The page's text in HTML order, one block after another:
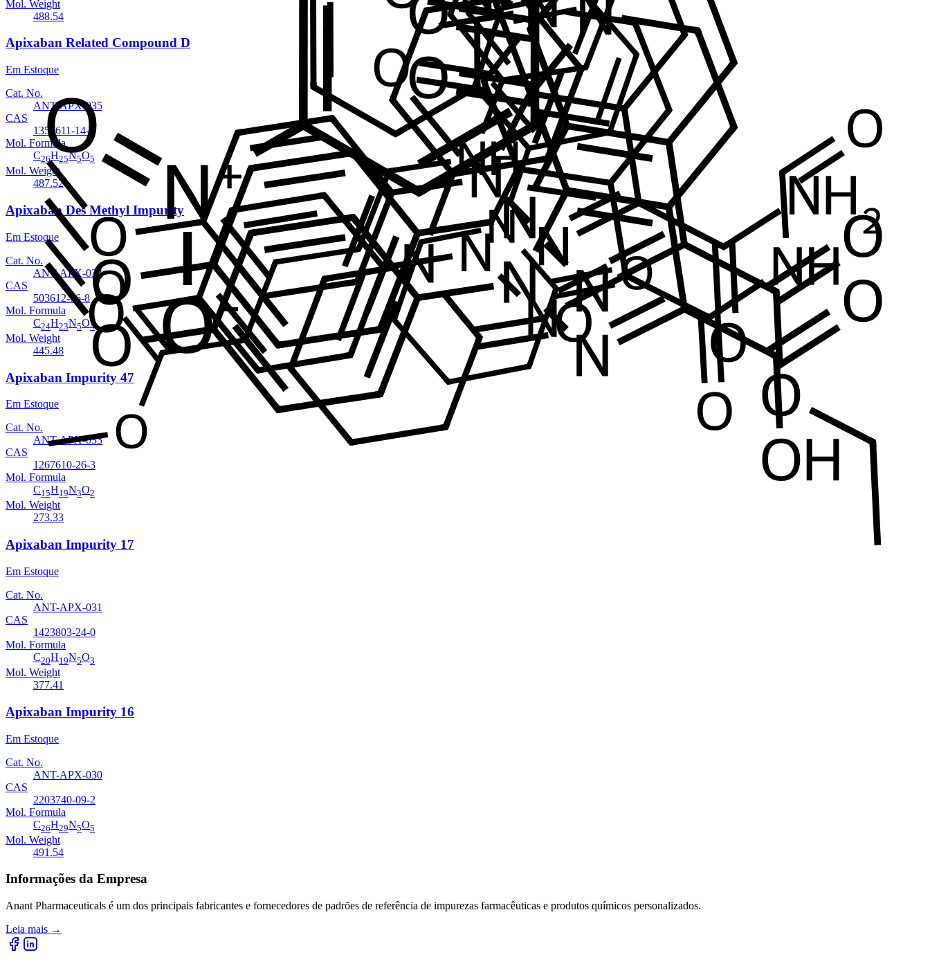
Mol. Weight
488.54
Apixaban Related Compound D
Em Estoque
Cat. No.
ANT-APX-035
CAS
1351611-14-7
Mol. Formula
C26H25N5O5
Mol. Weight
487.52
Apixaban Des Methyl Impurity
Em Estoque
Cat. No.
ANT-APX-034
CAS
503612-76-8
Mol. Formula
C24H23N5O4
Mol. Weight
445.48
Apixaban Impurity 47
Em Estoque
Cat. No.
ANT-APX-033
CAS
1267610-26-3
Mol. Formula
C15H19N3O2
Mol. Weight
273.33
Apixaban Impurity 17
Em Estoque
Cat. No.
ANT-APX-031
CAS
1423803-24-0
Mol. Formula
C20H19N5O3
Mol. Weight
377.41
Apixaban Impurity 16
Em Estoque
Cat. No.
ANT-APX-030
CAS
2203740-09-2
Mol. Formula
C26H29N5O5
Mol. Weight
491.54
Informações da Empresa
Anant Pharmaceuticals é um dos principais fabricantes e fornecedores de padrões de referência de impurezas farmacêuticas e produtos químicos personalizados.
Leia mais →